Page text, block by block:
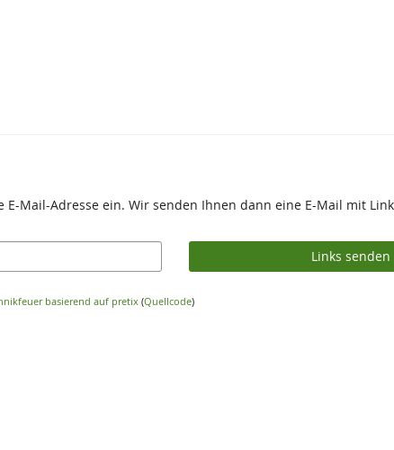
Mail-Adresse ein. Wir senden Ihnen dann eine E-Mail mit
Links senden
basierend auf pretix(Quellcode)